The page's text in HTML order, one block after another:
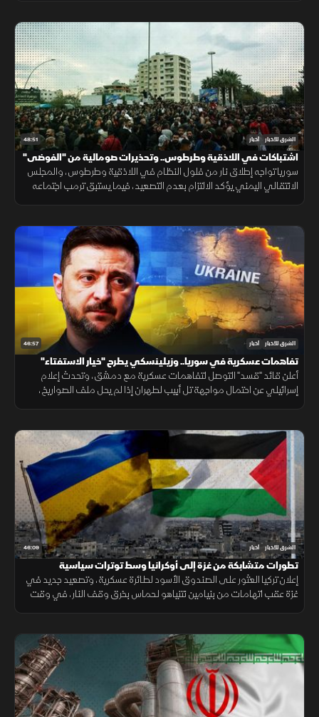
48:51 الشرق للأخبار أخبار
اشتباكات في اللاذقية وطرطوس.. وتحذيرات صومالية من "الفوضى"
سوريا تواجه إطلاق نار من فلول النظام في اللاذقية وطرطوس، والمجلس
الانتقالي اليمني يؤكد الالتزام بعدم التصعيد، فيما يستبق ترمب اجتماعه
46:57 الشرق للأخبار أخبار
تفاهمات عسكرية في سوريا.. وزيلينسكي يطرح "خيار الاستفتاء"
أعلن قائد "قسد" التوصل لتفاهمات عسكرية مع دمشق، وتحدث إعلام
إسرائيلي عن احتمال مواجهة تل أبيب لطهران إذا لم يحل ملف الصواريخ،
46:09 الشرق للأخبار أخبار
تطورات متشابكة من غزة إلى أوكرانيا وسط توترات سياسية
إعلان تركيا العثور على الصندوق الأسود لطائرة عسكرية، وتصعيد جديد في
غزة عقب اتهامات من بنيامين نتنياهو لـحماس بخرق وقف النار، في وقت